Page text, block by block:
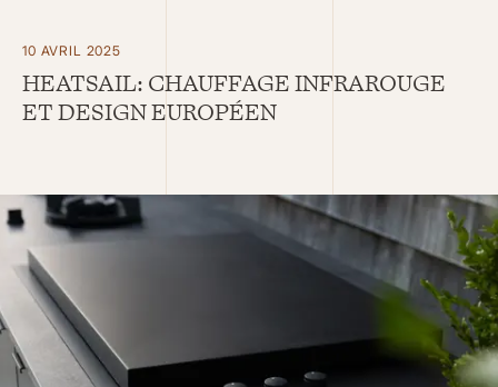
10 AVRIL 2025
HEATSAIL: CHAUFFAGE INFRAROUGE
ET DESIGN EUROPÉEN